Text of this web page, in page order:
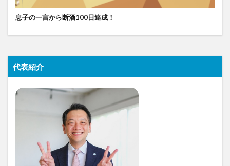
息子の一言から断酒100日達成！
代表紹介